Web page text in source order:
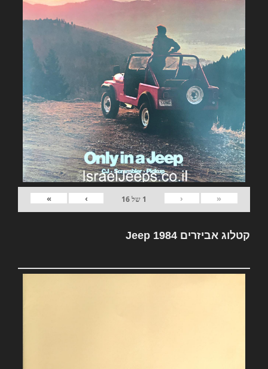
«
‹
1 של16
›
»
קטלוג אביזרים Jeep 1984